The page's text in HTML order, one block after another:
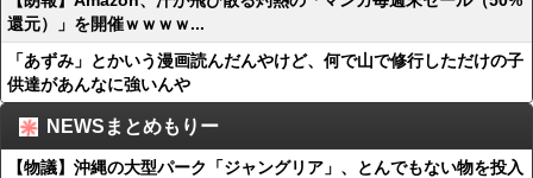
還元）」を開催ｗｗｗｗ...
「あずみ」とかいう漫画読んだんやけど、何で山で修行しただけの子
供達があんなに強いんや
NEWSまとめもりー
【物議】沖縄の大型パーク「ジャングリア」、とんでもない物を投入